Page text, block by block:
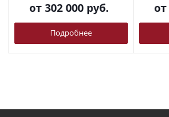
от 302 000 руб.
Подробнее
от